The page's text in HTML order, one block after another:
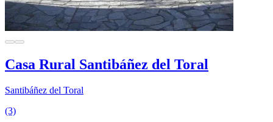
Casa Rural Santibáñez del Toral
Santibáñez del Toral
(3)